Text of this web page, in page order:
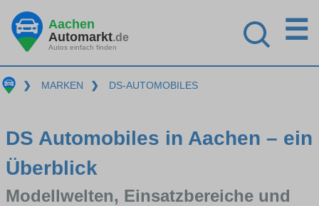
Aachen
Automarkt.de
Autos einfach finden
☰
❯ MARKEN ❯ DS-AUTOMOBILES
DS Automobiles in Aachen – ein
Überblick
Modellwelten, Einsatzbereiche und